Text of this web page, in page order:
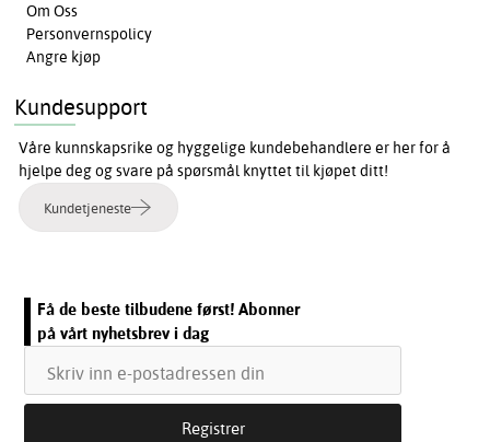
Om Oss
Personvernspolicy
Angre kjøp
Kundesupport
Våre kunnskapsrike og hyggelige kundebehandlere er her for å
hjelpe deg og svare på spørsmål knyttet til kjøpet ditt!
Kundetjeneste
Få de beste tilbudene først! Abonner
på vårt nyhetsbrev i dag